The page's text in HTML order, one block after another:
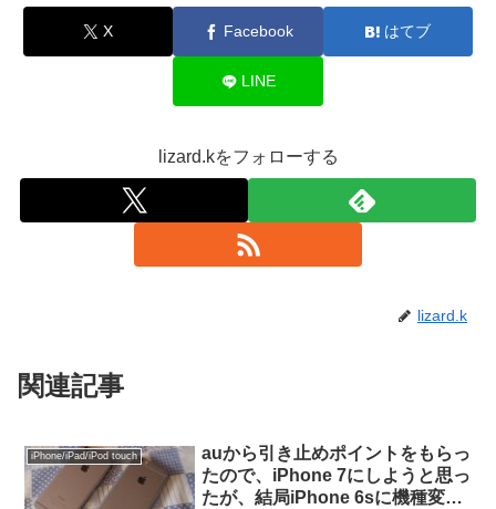
X Facebook はてブ
LINE
lizard.kをフォローする
lizard.k
関連記事
iPhone/iPad/iPod touch
auから引き止めポイントをもらっ
たので、iPhone 7にしようと思っ
たが、結局iPhone 6sに機種変更